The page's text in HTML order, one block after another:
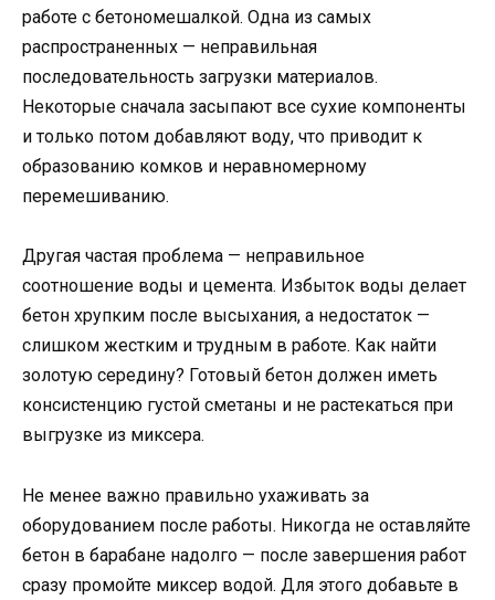
работе с бетономешалкой. Одна из самых
распространенных — неправильная
последовательность загрузки материалов.
Некоторые сначала засыпают все сухие компоненты
и только потом добавляют воду, что приводит к
образованию комков и неравномерному
перемешиванию.
Другая частая проблема — неправильное
соотношение воды и цемента. Избыток воды делает
бетон хрупким после высыхания, а недостаток —
слишком жестким и трудным в работе. Как найти
золотую середину? Готовый бетон должен иметь
консистенцию густой сметаны и не растекаться при
выгрузке из миксера.
Не менее важно правильно ухаживать за
оборудованием после работы. Никогда не оставляйте
бетон в барабане надолго — после завершения работ
сразу промойте миксер водой. Для этого добавьте в